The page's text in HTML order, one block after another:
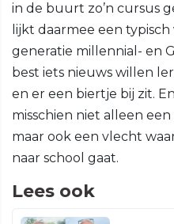
in de buurt zo’n cursus
lijkt daarmee een
generatie millennial- en
best iets nieuws willen
en er een biertje bij zit.
misschien niet alleen
maar ook een vlecht
naar school gaat.
Lees ook